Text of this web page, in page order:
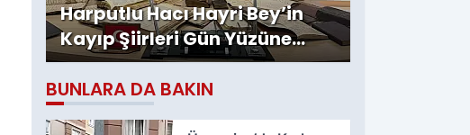
Harputlu Hacı Hayri Bey’in
Kayıp Şiirleri Gün Yüzüne
Çıktı
BUNLARA DA BAKIN